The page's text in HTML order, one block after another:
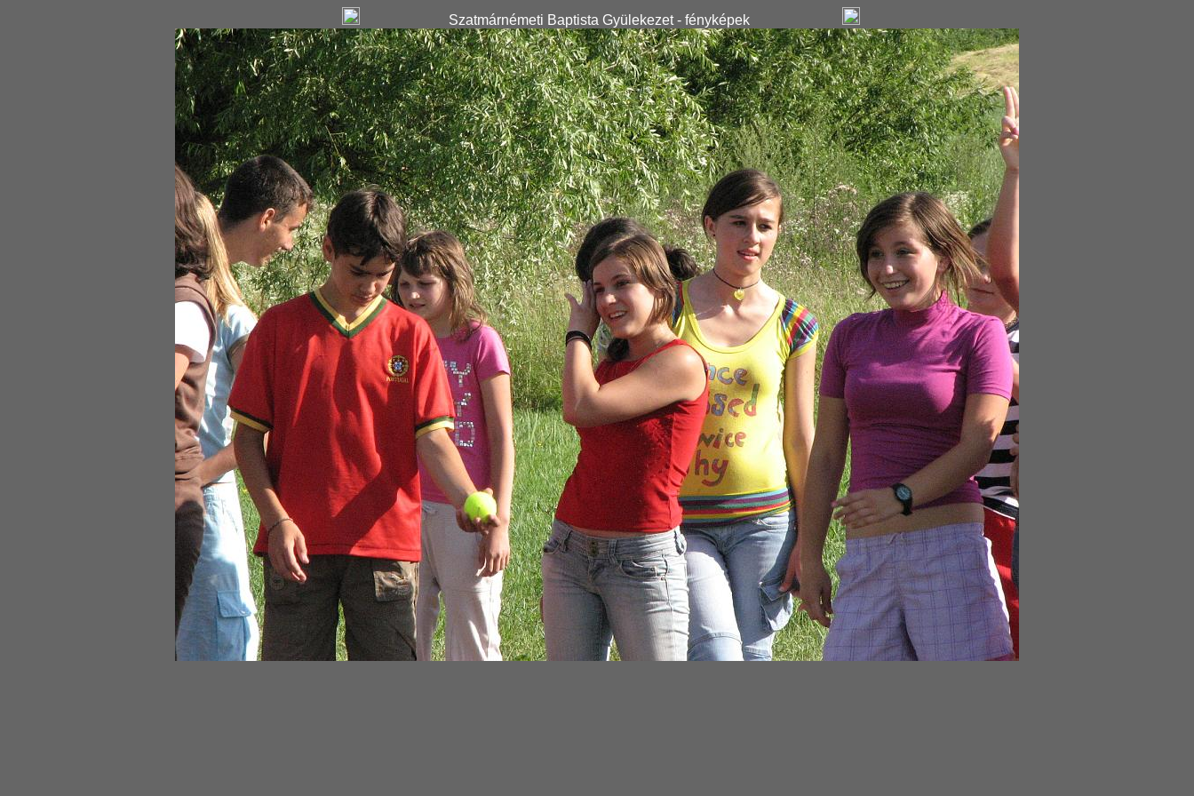
Szatmárnémeti Baptista Gyülekezet - fényképek